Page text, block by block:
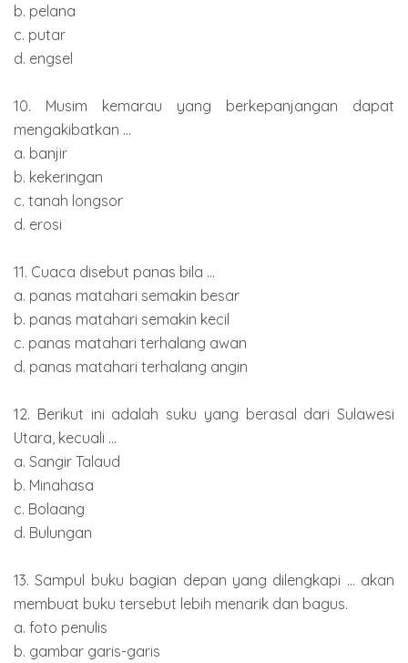
b. pelana
c. putar
d. engsel
10. Musim kemarau yang berkepanjangan dapat
mengakibatkan ...
a. banjir
b. kekeringan
c. tanah longsor
d. erosi
11. Cuaca disebut panas bila ...
a. panas matahari semakin besar
b. panas matahari semakin kecil
c. panas matahari terhalang awan
d. panas matahari terhalang angin
12. Berikut ini adalah suku yang berasal dari Sulawesi
Utara, kecuali ...
a. Sangir Talaud
b. Minahasa
c. Bolaang
d. Bulungan
13. Sampul buku bagian depan yang dilengkapi ... akan
membuat buku tersebut lebih menarik dan bagus.
a. foto penulis
b. gambar garis-garis